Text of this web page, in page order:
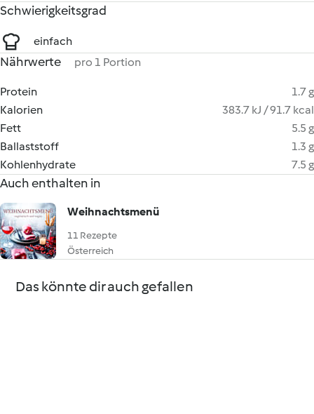
Schwierigkeitsgrad
einfach
Nährwerte pro 1 Portion
Protein
1.7 g
Kalorien
383.7 kJ / 91.7 kcal
Fett
5.5 g
Ballaststoff
1.3 g
Kohlenhydrate
7.5 g
Auch enthalten in
Weihnachtsmenü
11 Rezepte
Österreich
Das könnte dir auch gefallen